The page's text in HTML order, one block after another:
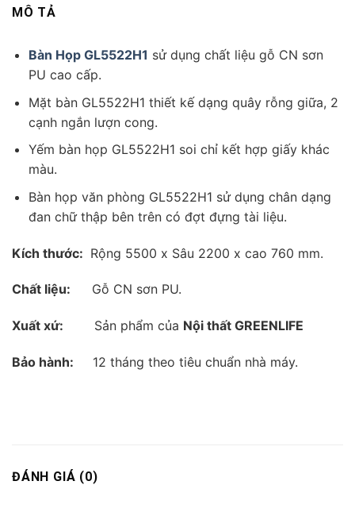
MÔ TẢ
Bàn Họp GL5522H1 sử dụng chất liệu gỗ CN sơn
PU cao cấp.
Mặt bàn GL5522H1 thiết kế dạng quây rỗng giữa, 2
cạnh ngắn lượn cong.
Yếm bàn họp GL5522H1 soi chỉ kết hợp giấy khác
màu.
Bàn họp văn phòng GL5522H1 sử dụng chân dạng
đan chữ thập bên trên có đợt đựng tài liệu.
Kích thước: Rộng 5500 x Sâu 2200 x cao 760 mm.
Chất liệu: Gỗ CN sơn PU.
Xuất xứ: Sản phẩm của Nội thất GREENLIFE
Bảo hành: 12 tháng theo tiêu chuẩn nhà máy.
ĐÁNH GIÁ (0)